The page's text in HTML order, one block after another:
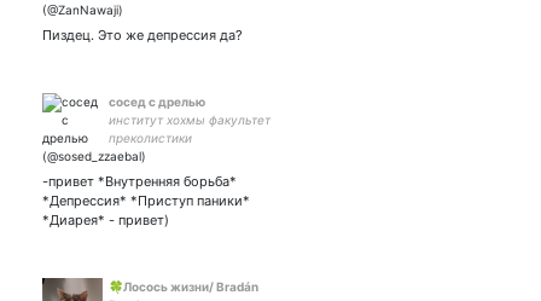
personal stuff || Irl name -
Zara || pfp cr. Nardack
Пиздец. Это же депрессия да?
сосед с дрелью
институт хохмы факультет
преколистики
-привет *Внутренняя борьба*
*Депрессия* *Приступ паники*
*Диарея* - привет)
🍀Лосось жизни/ Bradán